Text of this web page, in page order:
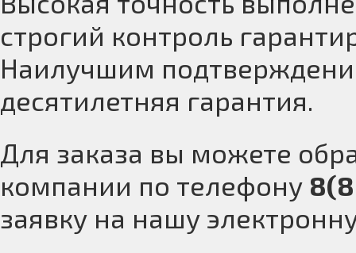
строгий контроль
Наилучшим
десятилетняя гарантия.
Для заказа вы можете
компании по телефону
заявку на нашу